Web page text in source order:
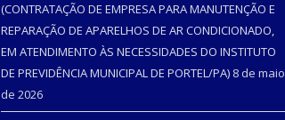
(CONTRATAÇÃO DE EMPRESA PARA MANUTENÇÃO E
REPARAÇÃO DE APARELHOS DE AR CONDICIONADO,
EM ATENDIMENTO ÀS NECESSIDADES DO INSTITUTO
DE PREVIDÊNCIA MUNICIPAL DE PORTEL/PA) 8 de maio
de 2026